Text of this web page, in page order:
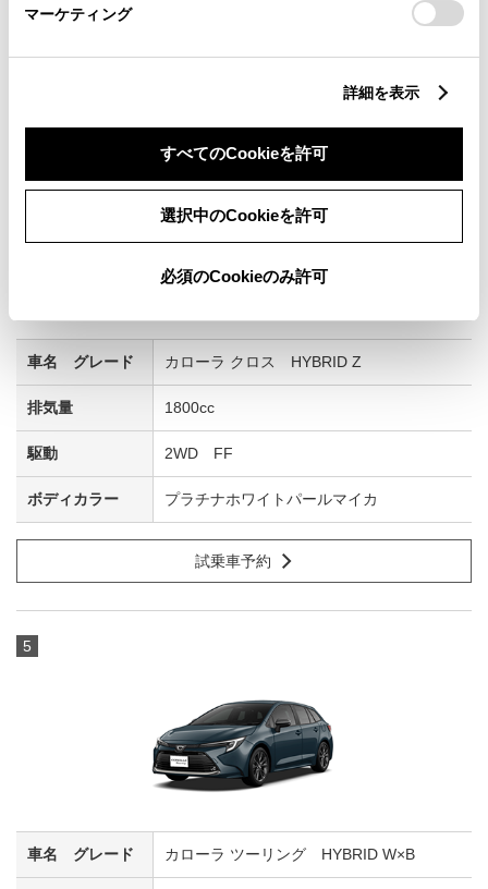
マーケティング
詳細を表示
すべてのCookieを許可
選択中のCookieを許可
必須のCookieのみ許可
スパークリングブラックパールクリスタル
カローラ クロス HYBRID Z
1800cc
2WD FF
プラチナホワイトパールマイカ
試乗車予約
5
カローラ ツーリング HYBRID W×B